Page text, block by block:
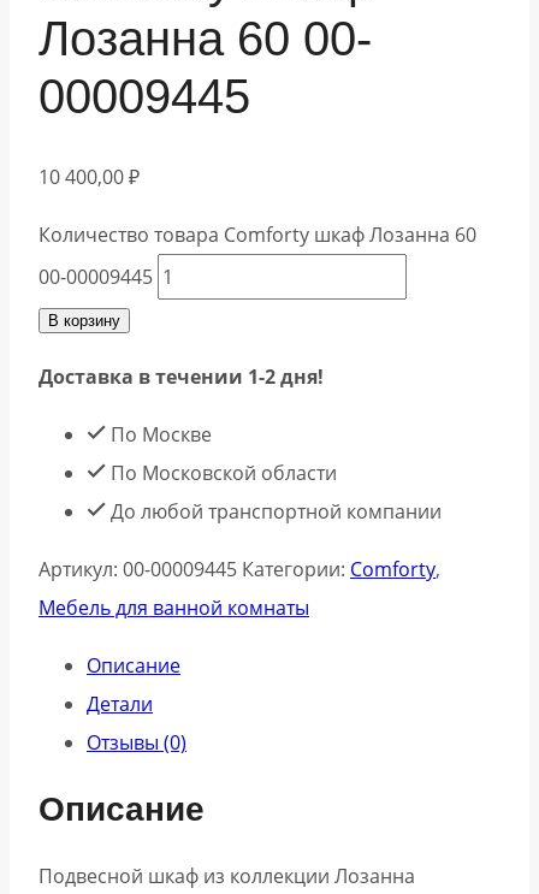
Лозанна 60 00-
00009445
10 400,00₽
Количество товара Comforty шкаф Лозанна 60
00-00009445
В корзину
Доставка в течении 1-2 дня!
По Москве
По Московской области
До любой транспортной компании
Артикул: 00-00009445 Категории: Comforty,
Мебель для ванной комнаты
Описание
Детали
Отзывы (0)
Описание
Подвесной шкаф из коллекции Лозанна